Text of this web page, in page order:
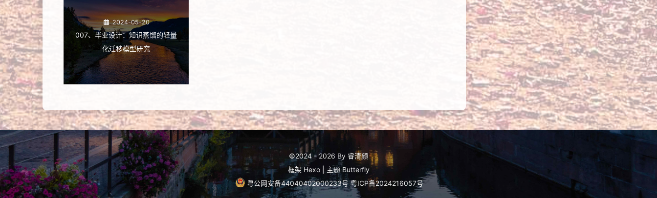
2024-05-20
007、毕业设计：知识蒸馏的轻量
化迁移模型研究
©2024 - 2026 By 睿清颜
框架Hexo 主题Butterfly
粤公网安备44040402000233号粤ICP备2024216057号